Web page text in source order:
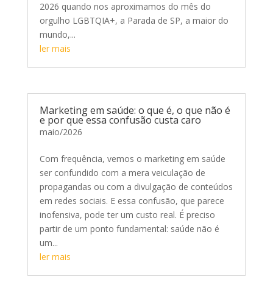
2026 quando nos aproximamos do mês do
orgulho LGBTQIA+, a Parada de SP, a maior do
mundo,...
ler mais
Marketing em saúde: o que é, o que não é
e por que essa confusão custa caro
maio/2026
Com frequência, vemos o marketing em saúde
ser confundido com a mera veiculação de
propagandas ou com a divulgação de conteúdos
em redes sociais. E essa confusão, que parece
inofensiva, pode ter um custo real. É preciso
partir de um ponto fundamental: saúde não é
um...
ler mais